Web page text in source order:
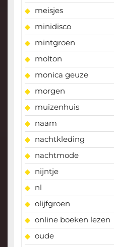
meisjes
minidisco
mintgroen
molton
monica geuze
morgen
muizenhuis
naam
nachtkleding
nachtmode
nijntje
nl
olijfgroen
online boeken lezen
oude